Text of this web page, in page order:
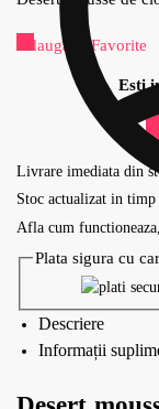
Adaugă la Favorite
Esti
Livrare imediata din
Stoc actualizat in timp
Afla cum
Plata sigura cu
Descriere
Informații